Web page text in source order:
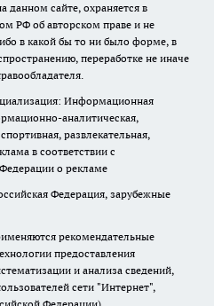
данном сайте, охраняется в
РФ об авторском праве и не
в какой бы то ни было форме, в
переработке не иначе
Информационная
аналитическая,
развлекательная,
в соответствии с
о рекламе
Федерация, зарубежные
рекомендательные
предоставления
и анализа сведений,
сети "Интернет",